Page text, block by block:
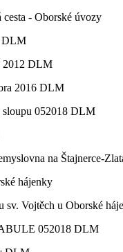
- Oborské úvozy
DLM
2012 DLM
2016 DLM
052018 DLM
na Štajnerce-
hájenky
sv. Vojtěch u Oborské
052018 DLM